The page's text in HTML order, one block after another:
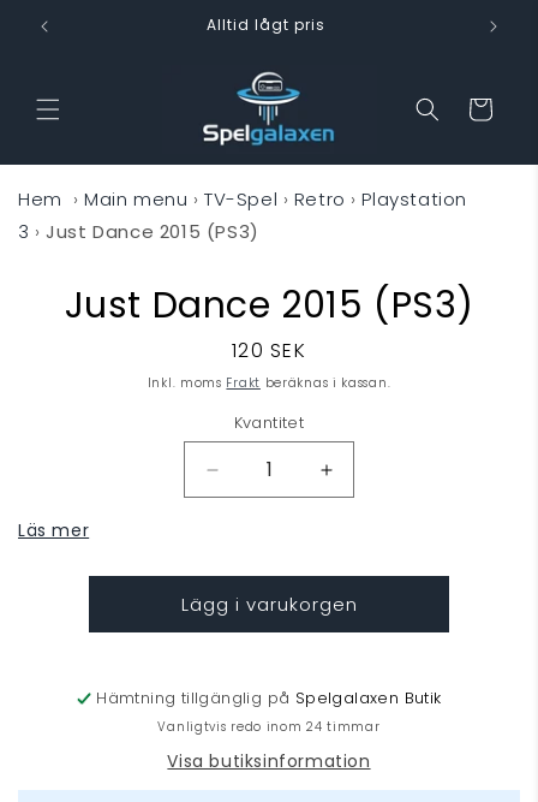
vidare
till
Alltid lågt pris
Varukorg
Hem › Main menu › TV-Spel › Retro › Playstation
3 › Just Dance 2015 (PS3)
vidare tillJust Dance 2015 (PS3)
Ordinarie
pris
120 SEK
Inkl. moms Frakt beräknas i kassan.
Kvantitet
Minska
kvantitet
Dance
2015
(PS3)
Öka
kvantitet
Dance
2015
(PS3)
Läs mer
Lägg i varukorgen
Hämtning tillgänglig på Spelgalaxen Butik
Vanligtvis redo inom 24 timmar
Visa butiksinformation